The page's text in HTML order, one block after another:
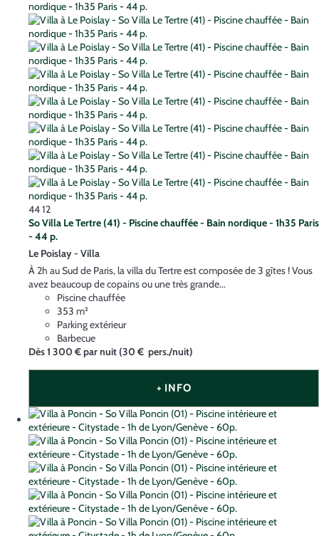
4412
So Villa Le Tertre (41) - Piscine chauffée - Bain nordique - 1h35 Paris
- 44 p.
Le Poislay - Villa
À 2h au Sud de Paris, la villa du Tertre est composée de 3 gîtes ! Vous
avez beaucoup de copains ou une très grande...
Piscine chauffée
353 m²
Parking extérieur
Barbecue
Dès1 300 €par nuit(30 € pers./nuit)
+ INFO